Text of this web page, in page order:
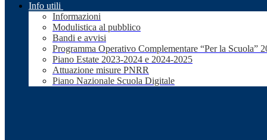
Info utili
Informazioni
Modulistica al pubblico
Bandi e avvisi
Programma Operativo Complementare “Per la Scuola”
Piano Estate 2023-2024 e 2024-2025
Attuazione misure PNRR
Piano Nazionale Scuola Digitale